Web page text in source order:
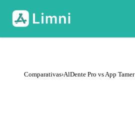
Comparativas›AlDente Pro vs App Tamer